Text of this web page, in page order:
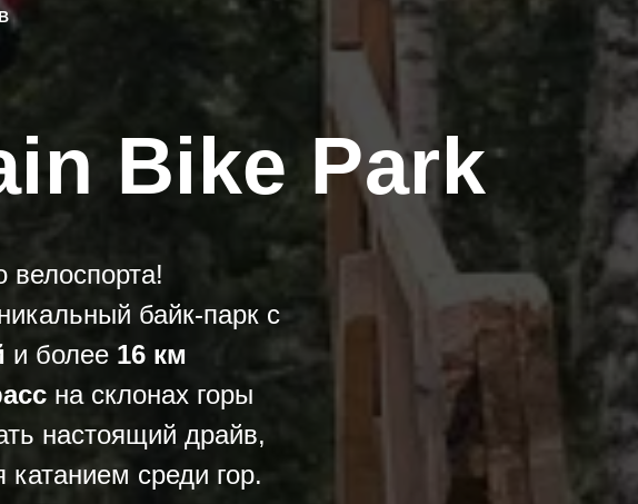
Bike Park
велоспорта!
байк-парк с
и более 16 км
на склонах горы
настоящий драйв,
катанием среди гор.